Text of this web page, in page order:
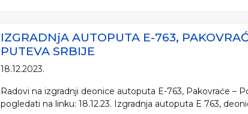
IZGRADNjA AUTOPUTA E-763,
PUTEVA SRBIJE
18.12.2023.
Radovi na izgradnji deonice autoputa E-763, Pakovraće –
pogledati na linku: 18.12.23. Izgradnja autoputa E 763,